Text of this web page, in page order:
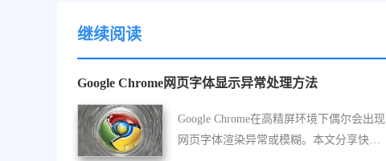
继续阅读
Google Chrome网页字体显示异常处理方法
Google Chrome在高精屏环境下偶尔会出现
网页字体渲染异常或模糊。本文分享快速